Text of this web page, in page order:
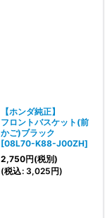
【ホンダ純正】
フロントバスケット(前
かご)ブラック
[08L70-K88-J00ZH]
2,750円(税別)
(税込: 3,025円)